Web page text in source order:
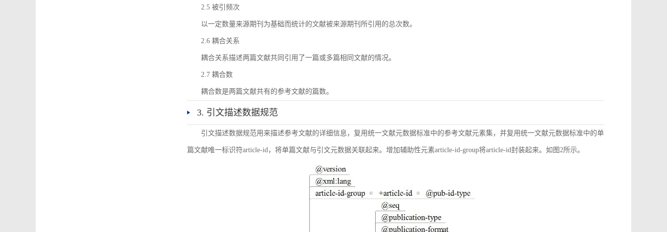
2.5 被引频次
以一定数量来源期刊为基础而统计的文献被来源期刊所引用的总次数。
2.6 耦合关系
耦合关系描述两篇文献共同引用了一篇或多篇相同文献的情况。
2.7 耦合数
耦合数是两篇文献共有的参考文献的篇数。
3. 引文描述数据规范
引文描述数据规范用来描述参考文献的详细信息，复用统一文献元数据标准中的参考文献元素集，并复用统一文献元数据标准中的单
篇文献唯一标识符article-id，将单篇文献与引文元数据关联起来。增加辅助性元素article-id-group将article-id封装起来。如图2所示。